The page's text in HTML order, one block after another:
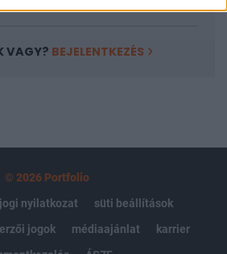
VAGY? BEJELENTKEZÉS
© 2026 Portfolio
jogi nyilatkozat
süti beállítások
jogok médiaajánlat
karrier